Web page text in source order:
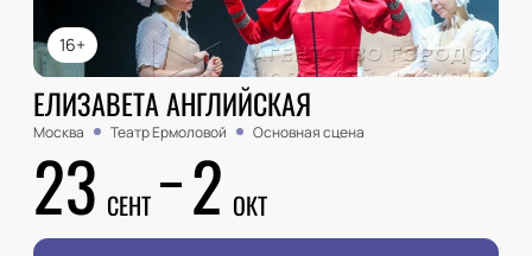
16+
ЕЛИЗАВЕТА АНГЛИЙСКАЯ
Москва Театр Ермоловой Основная сцена
23 СЕНТ 2 ОКТ